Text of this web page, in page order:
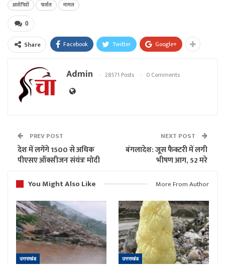
आरोपियों
पार्सल मामल
0
Share Facebook Twitter Google+
Admin 28571 Posts 0 Comments
PREV POST
देश में लगेंगे 1500 से अधिक
पीएसए ऑक्सीजन संयंत्रः मोदी
NEXT POST
बंगलादेश: जूस फैक्टरी में लगी
भीषण आग, 52 मरे
You Might Also Like
More From Author
उत्तराखंड उत्तराखंड